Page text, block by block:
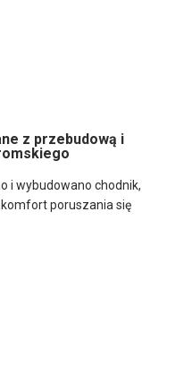
z przebudową i
i wybudowano chodnik,
poruszania się